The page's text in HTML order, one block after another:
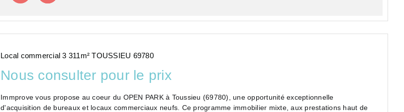
Local commercial 3 311m² TOUSSIEU 69780
Nous consulter pour le prix
Immprove vous propose au coeur du OPEN PARK à Toussieu (69780), une opportunité exceptionnelle
d'acquisition de bureaux et locaux commerciaux neufs. Ce programme immobilier mixte, aux prestations haut de